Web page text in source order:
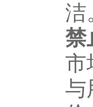
洁
禁
市
与